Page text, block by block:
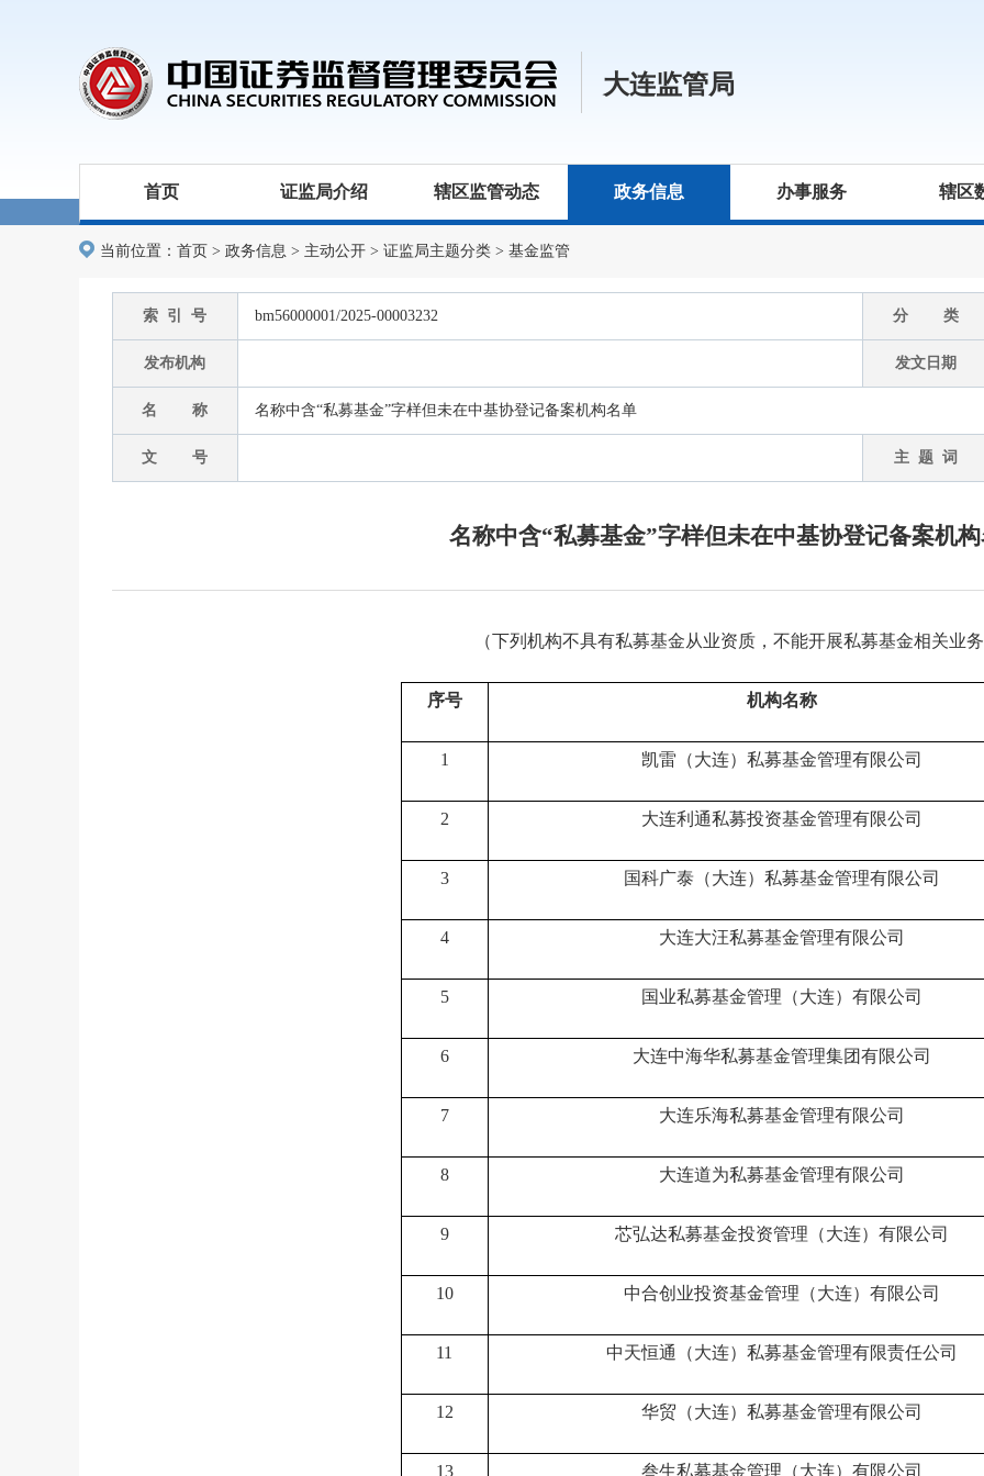
大连监管局
首页 证监局介绍 辖区监管动态 政务信息 办事服务 辖区
当前位置： 首页 > 政务信息 > 主动公开 > 证监局主题分类 > 基金监管
索 引 号 bm56000001/2025-00003232 分 类
发布机构 发文日期
名 称 名称中含“私募基金”字样但未在中基协登记备案机构名单
文 号 主 题 词
名称中含“私募基金”字样但未在中基协登记备案机
（下列机构不具有私募基金从业资质，不能开展私募基金相关业
序号 机构名称
1 凯雷（大连）私募基金管理有限公司
2 大连利通私募投资基金管理有限公司
3 国科广泰（大连）私募基金管理有限公司
4 大连大汪私募基金管理有限公司
5 国业私募基金管理（大连）有限公司
6 大连中海华私募基金管理集团有限公司
7 大连乐海私募基金管理有限公司
8 大连道为私募基金管理有限公司
9 芯弘达私募基金投资管理（大连）有限公司
10 中合创业投资基金管理（大连）有限公司
11 中天恒通（大连）私募基金管理有限责任公司
12 华贸（大连）私募基金管理有限公司
13 叁生私募基金管理（大连）有限公司